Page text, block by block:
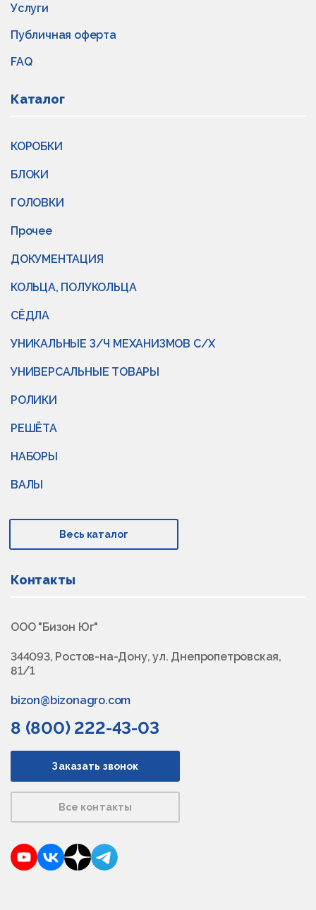
Услуги
Публичная оферта
FAQ
Каталог
КОРОБКИ
БЛОКИ
ГОЛОВКИ
Прочее
ДОКУМЕНТАЦИЯ
КОЛЬЦА, ПОЛУКОЛЬЦА
СЁДЛА
УНИКАЛЬНЫЕ З/Ч МЕХАНИЗМОВ С/Х
УНИВЕРСАЛЬНЫЕ ТОВАРЫ
РОЛИКИ
РЕШЁТА
НАБОРЫ
ВАЛЫ
Весь каталог
Контакты
ООО "Бизон Юг"
344093, Ростов-на-Дону, ул. Днепропетровская,
81/1
bizon@bizonagro.com
8 (800) 222-43-03
Заказать звонок
Все контакты
YouTubeVKontakte
DzenTelegram